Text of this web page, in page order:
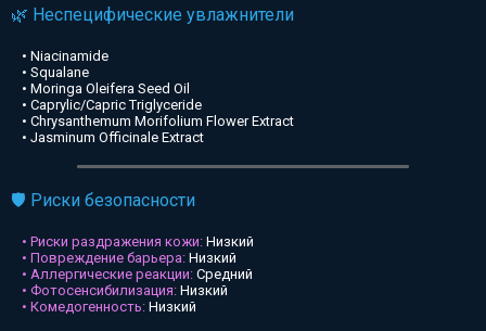
🌿 Неспецифические увлажнители
• Niacinamide
• Squalane
• Moringa Oleifera Seed Oil
• Caprylic/Capric Triglyceride
• Chrysanthemum Morifolium Flower Extract
• Jasminum Officinale Extract
🛡️ Риски безопасности
• Риски раздражения кожи: Низкий
• Повреждение барьера: Низкий
• Аллергические реакции: Средний
• Фотосенсибилизация: Низкий
• Комедогенность: Низкий